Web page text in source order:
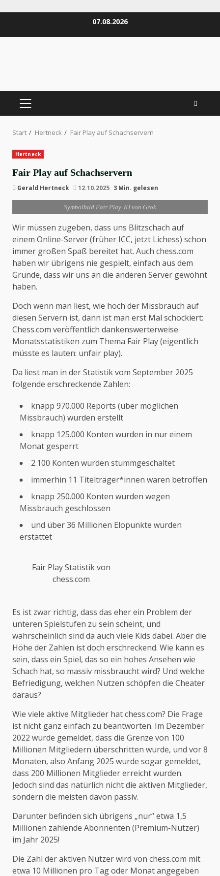
07.08.2026
PRIMÄRES
Start Hertneck Fair Play auf Schachservern
Hertneck
Fair Play auf Schachservern
Gerald Hertneck 12.10.2025 3 Min. gelesen
Symbolbild Fair Play. KI von Grok
Wir müssen zugeben, dass uns Blitzschach auf
einem Online-Server (früher ICC, jetzt Lichess) schon
immer großen Spaß bereitet hat. Auch chess.com
haben wir übrigens nie gespielt, einfach aus dem
Grunde, dass wir uns an die anderen Server gewöhnt
haben.
Doch wenn man liest, wie hoch der Missbrauch auf
diesen Servern ist, dann ist man erst Mal schockiert:
Chess.com veröffentlich dankenswerterweise
Monatsstatistiken zum Thema Fair Play (eigentlich
müsste es lauten: unfair play).
Da liest man in der Statistik vom September 2025
folgende erschreckende Zahlen:
knapp 970.000 Reports (über möglichen
Missbrauch) wurden erstellt
knapp 125.000 Konten wurden in nur einem
Monat gesperrt
2.100 Konten wurden stummgeschaltet
immerhin 11 Titelträger*innen waren betroffen
knapp 250.000 Konten wurden wegen
Missbrauch geschlossen
und über 36 Millionen Elopunkte wurden
erstattet
Fair Play Statistik von
chess.com
Es ist zwar richtig, dass das eher ein Problem der
unteren Spielstufen zu sein scheint, und
wahrscheinlich sind da auch viele Kids dabei. Aber die
Höhe der Zahlen ist doch erschreckend. Wie kann es
sein, dass ein Spiel, das so ein hohes Ansehen wie
Schach hat, so massiv missbraucht wird? Und welche
Befriedigung, welchen Nutzen schöpfen die Cheater
daraus?
Wie viele aktive Mitglieder hat chess.com? Die Frage
ist nicht ganz einfach zu beantworten. Im Dezember
2022 wurde gemeldet, dass die Grenze von 100
Millionen Mitgliedern überschritten wurde, und vor 8
Monaten, also Anfang 2025 wurde sogar gemeldet,
dass 200 Millionen Mitglieder erreicht wurden.
Jedoch sind das natürlich nicht die aktiven Mitglieder,
sondern die meisten davon passiv.
Darunter befinden sich übrigens „nur“ etwa 1,5
Millionen zahlende Abonnenten (Premium-Nutzer)
im Jahr 2025!
Die Zahl der aktiven Nutzer wird von chess.com mit
etwa 10 Millionen pro Tag oder Monat angegeben